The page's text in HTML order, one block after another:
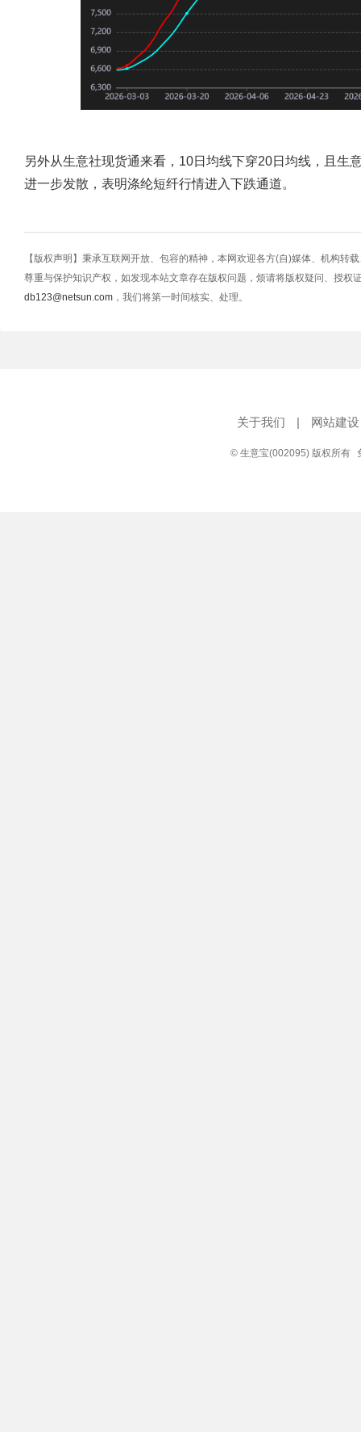
另外从生意社现货通来看，10日均线下穿20日均线，且生
进一步发散，表明涤纶短纤行情进入下跌通道。
【版权声明】秉承互联网开放、包容的精神，本网欢迎各方(自)媒体、机构转
尊重与保护知识产权，如发现本站文章存在版权问题，烦请将版权疑问、授权
db123@netsun.com ，我们将第一时间核实、处理。
关于我们 | 网站建设
© 生意宝(002095) 版权所有